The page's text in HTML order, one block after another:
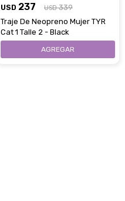
USD 237 USD 339
Traje De Neopreno Mujer TYR
Cat 1 Talle 2 - Black